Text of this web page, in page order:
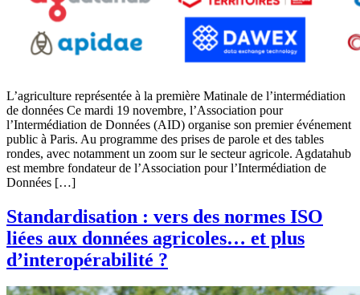
L’agriculture représentée à la première Matinale de l’intermédiation
de données Ce mardi 19 novembre, l’Association pour
l’Intermédiation de Données (AID) organise son premier événement
public à Paris. Au programme des prises de parole et des tables
rondes, avec notamment un zoom sur le secteur agricole. Agdatahub
est membre fondateur de l’Association pour l’Intermédiation de
Données […]
Standardisation : vers des normes ISO
liées aux données agricoles… et plus
d’interopérabilité ?